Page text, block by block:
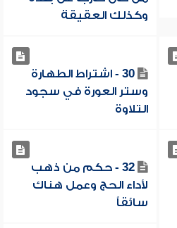
وكذلك العقيقة
30 - اشتراط الطهارة
وستر العورة في سجود
التلاوة
32 - حكم من ذهب
لأداء الحج وعمل هناك
سائقاً